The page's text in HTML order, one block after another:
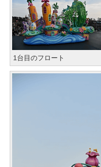
1台目のフロート